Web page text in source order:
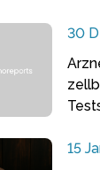
30
15